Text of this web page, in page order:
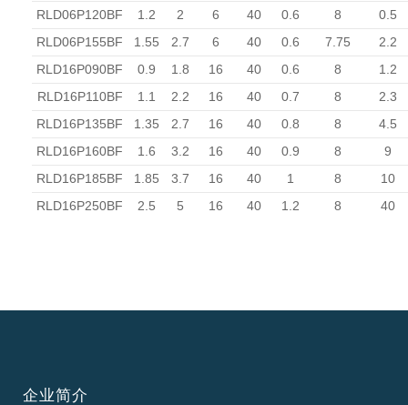
RLD06P120BF
1.2 2 6 40 0.6 8
0.5
RLD06P155BF
1.55 2.7 6 40 0.6 7.75
2.2
RLD16P090BF
0.9 1.8 16 40 0.6 8
1.2
RLD16P110BF
1.1 2.2 16 40 0.7 8
2.3
RLD16P135BF
1.35 2.7 16 40 0.8 8
4.5
RLD16P160BF
1.6 3.2 16 40 0.9 8
9
RLD16P185BF
1.85 3.7 16 40 1 8
10
RLD16P250BF
2.5 5 16 40 1.2 8 40
企业简介